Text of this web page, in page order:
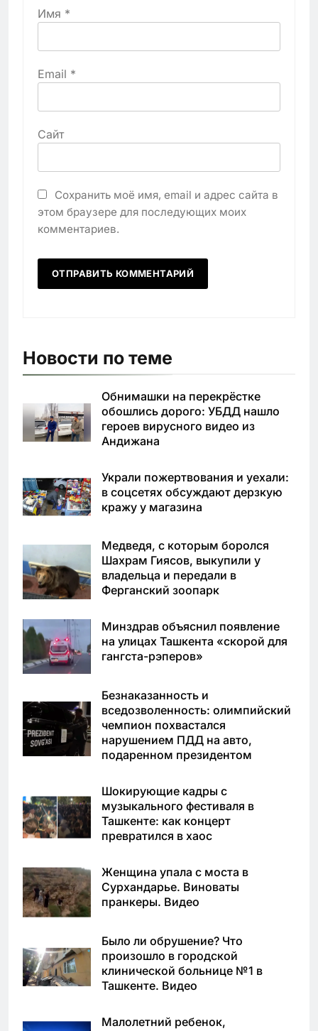
Имя *
Email *
Сайт
Сохранить моё имя, email и адрес сайта в
этом браузере для последующих моих
комментариев.
Новости по теме
Обнимашки на перекрёстке
обошлись дорого: УБДД нашло
героев вирусного видео из
Андижана
Украли пожертвования и уехали:
в соцсетях обсуждают дерзкую
кражу у магазина
Медведя, с которым боролся
Шахрам Гиясов, выкупили у
владельца и передали в
Ферганский зоопарк
Минздрав объяснил появление
на улицах Ташкента «скорой для
гангста-рэперов»
Безнаказанность и
вседозволенность: олимпийский
чемпион похвастался
нарушением ПДД на авто,
подаренном президентом
Шокирующие кадры с
музыкального фестиваля в
Ташкенте: как концерт
превратился в хаос
Женщина упала с моста в
Сурхандарье. Виноваты
пранкеры. Видео
Было ли обрушение? Что
произошло в городской
клинической больнице №1 в
Ташкенте. Видео
Малолетний ребенок,